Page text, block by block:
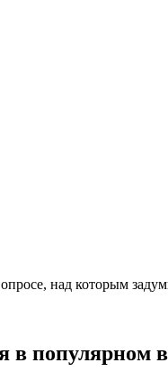
над которым
в